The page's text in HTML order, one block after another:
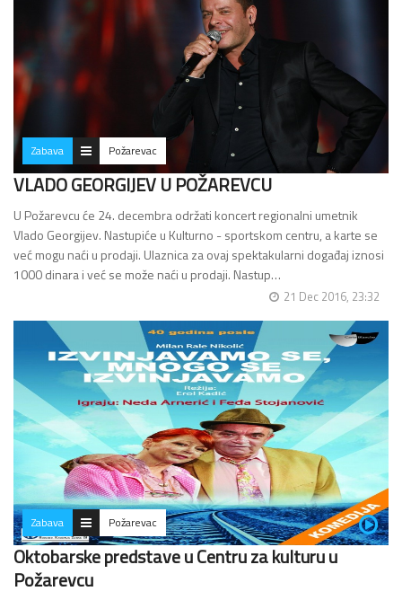
Zabava Požarevac
VLADO GEORGIJEV U POŽAREVCU
U Požarevcu će 24. decembra održati koncert regionalni umetnik
Vlado Georgijev. Nastupiće u Kulturno - sportskom centru, a karte se
već mogu naći u prodaji. Ulaznica za ovaj spektakularni događaj iznosi
1000 dinara i već se može naći u prodaji. Nastup…
21 Dec 2016, 23:32
Zabava Požarevac
Oktobarske predstave u Centru za kulturu u
Požarevcu